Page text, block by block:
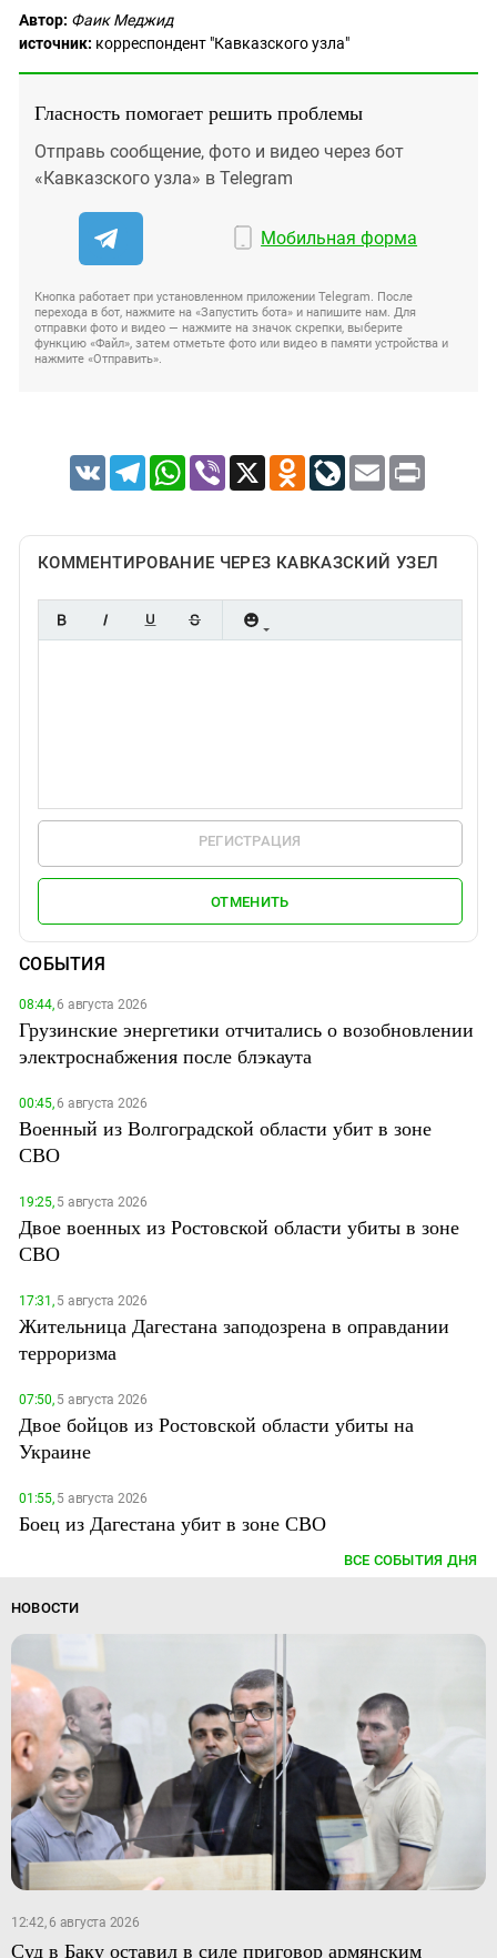
Автор: Фаик Меджид
источник: корреспондент "Кавказского узла"
Гласность помогает решить проблемы
Отправь сообщение, фото и видео через бот
«Кавказского узла» в Telegram
Мобильная форма
Кнопка работает при установленном приложении Telegram. После
перехода в бот, нажмите на «Запустить бота» и напишите нам. Для
отправки фото и видео — нажмите на значок скрепки, выберите
функцию «Файл», затем отметьте фото или видео в памяти устройства и
нажмите «Отправить».
VK TelegramWhatsApp
Viber X Odnoklassniki
LiveJournal
Email Print
КОММЕНТИРОВАНИЕ ЧЕРЕЗ КАВКАЗСКИЙ УЗЕЛ
РЕГИСТРАЦИЯ
ОТМЕНИТЬ
СОБЫТИЯ
08:44,6 августа 2026
Грузинские энергетики отчитались о возобновлении
электроснабжения после блэкаута
00:45,6 августа 2026
Военный из Волгоградской области убит в зоне
СВО
19:25,5 августа 2026
Двое военных из Ростовской области убиты в зоне
СВО
17:31,5 августа 2026
Жительница Дагестана заподозрена в оправдании
терроризма
07:50,5 августа 2026
Двое бойцов из Ростовской области убиты на
Украине
01:55,5 августа 2026
Боец из Дагестана убит в зоне СВО
ВСЕ СОБЫТИЯ ДНЯ
НОВОСТИ
12:42, 6 августа 2026
Суд в Баку оставил в силе приговор армянским